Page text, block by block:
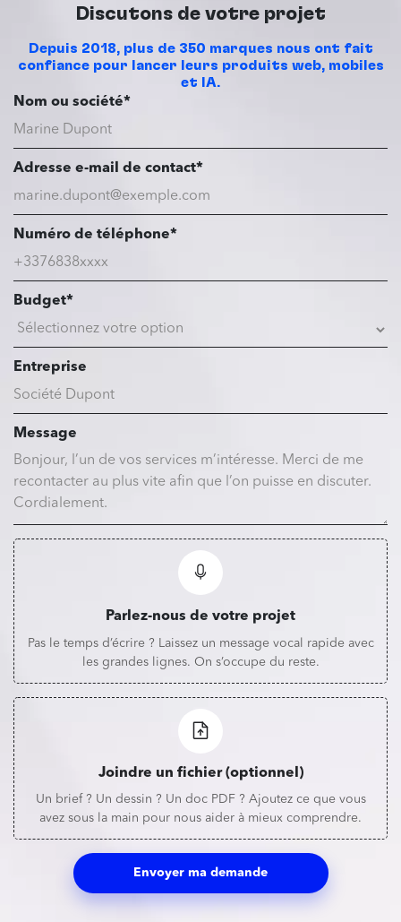
Discutons de votre projet
Depuis 2018, plus de 350 marques nous ont fait
confiance pour lancer leurs produits web, mobiles
et IA.
Nom ou société*
Adresse e-mail de contact*
Numéro de téléphone*
Budget*
Entreprise
Message
Parlez-nous de votre projet
Pas le temps d’écrire ? Laissez un message vocal rapide avec
les grandes lignes. On s’occupe du reste.
Joindre un fichier (optionnel)
Un brief ? Un dessin ? Un doc PDF ? Ajoutez ce que vous
avez sous la main pour nous aider à mieux comprendre.
Envoyer ma demande